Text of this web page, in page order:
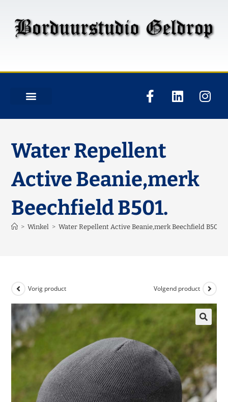
Water Repellent
Active Beanie,merk
Beechfield B501.
> Winkel > Water Repellent Active Beanie,merk Beechfield B501.
Vorig product Volgend product